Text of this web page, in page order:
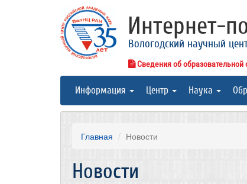
Интернет-
Вологодский научный
Сведения об образовательной
Информация Центр Наука
Главная Новости
Новости